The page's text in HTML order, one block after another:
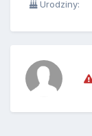
Urodziny: